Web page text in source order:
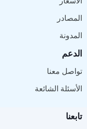
المصادر
المدونة
الدعم
تواصل معنا
الأسئلة الشائعة
تابعنا